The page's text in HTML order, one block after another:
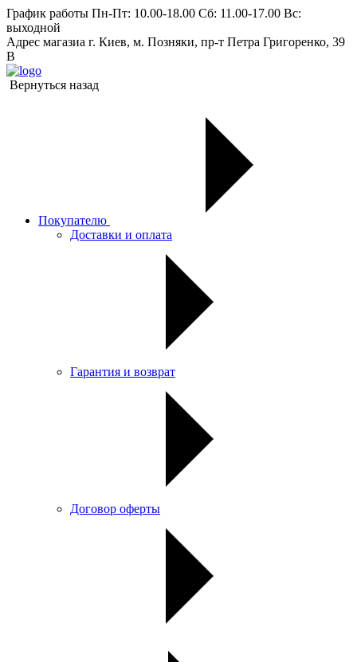
График работы Пн-Пт: 10.00-18.00 Сб: 11.00-17.00 Вс:
выходной
Адрес магазиа г. Киев, м. Позняки, пр-т Петра Григоренко, 39
В
Вернуться назад
Покупателю
Доставки и оплата
Гарантия и возврат
Договор оферты